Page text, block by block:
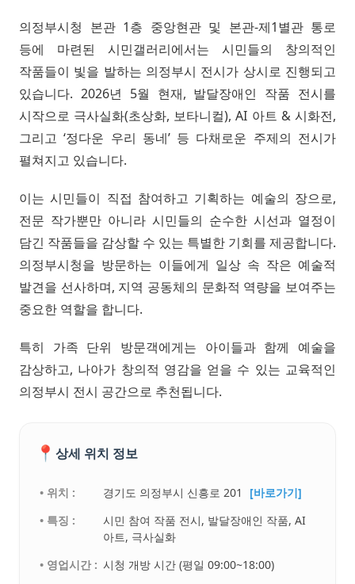
의정부시청 본관 1층 중앙현관 및 본관-제1별관 통로
등에 마련된 시민갤러리에서는 시민들의 창의적인
작품들이 빛을 발하는 의정부시 전시가 상시로 진행되고
있습니다. 2026년 5월 현재, 발달장애인 작품 전시를
시작으로 극사실화(초상화, 보타니컬), AI 아트 & 시화전,
그리고 ‘정다운 우리 동네’ 등 다채로운 주제의 전시가
펼쳐지고 있습니다.
이는 시민들이 직접 참여하고 기획하는 예술의 장으로,
전문 작가뿐만 아니라 시민들의 순수한 시선과 열정이
담긴 작품들을 감상할 수 있는 특별한 기회를 제공합니다.
의정부시청을 방문하는 이들에게 일상 속 작은 예술적
발견을 선사하며, 지역 공동체의 문화적 역량을 보여주는
중요한 역할을 합니다.
특히 가족 단위 방문객에게는 아이들과 함께 예술을
감상하고, 나아가 창의적 영감을 얻을 수 있는 교육적인
의정부시 전시 공간으로 추천됩니다.
📍 상세 위치 정보
• 위치 : 경기도 의정부시 신흥로 201
[바로가기]
• 특징 :
시민 참여 작품 전시, 발달장애인 작품, AI
아트, 극사실화
• 영업시간 : 시청 개방 시간 (평일 09:00~18:00)